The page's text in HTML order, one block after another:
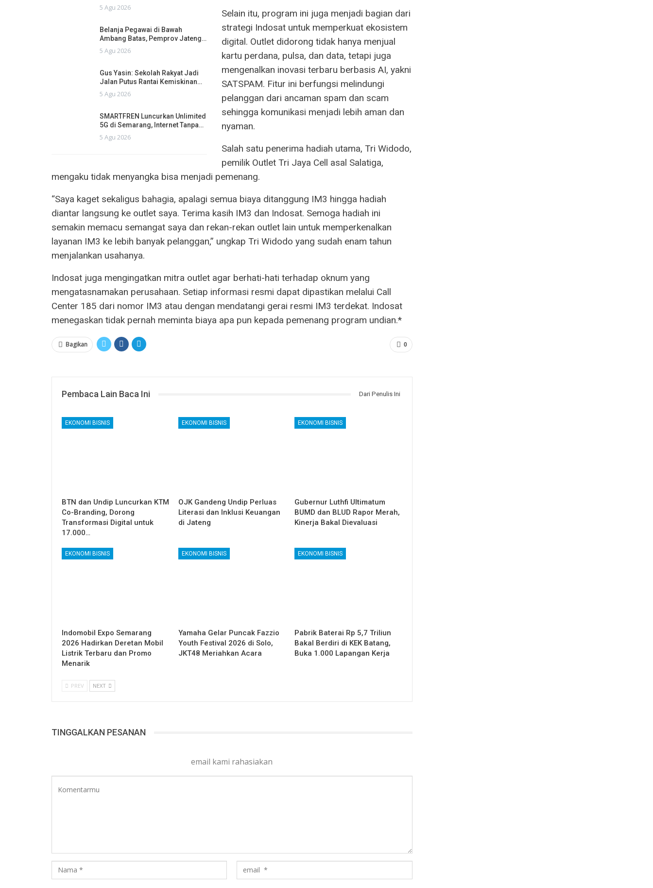
5 Agu 2026
Belanja Pegawai di Bawah
Ambang Batas, Pemprov Jateng…
5 Agu 2026
Gus Yasin: Sekolah Rakyat Jadi
Jalan Putus Rantai Kemiskinan…
5 Agu 2026
SMARTFREN Luncurkan Unlimited
5G di Semarang, Internet Tanpa…
5 Agu 2026
Selain itu, program ini juga menjadi bagian dari
strategi Indosat untuk memperkuat ekosistem
digital. Outlet didorong tidak hanya menjual
kartu perdana, pulsa, dan data, tetapi juga
mengenalkan inovasi terbaru berbasis AI, yakni
SATSPAM. Fitur ini berfungsi melindungi
pelanggan dari ancaman spam dan scam
sehingga komunikasi menjadi lebih aman dan
nyaman.
Salah satu penerima hadiah utama, Tri Widodo,
pemilik Outlet Tri Jaya Cell asal Salatiga,
mengaku tidak menyangka bisa menjadi pemenang.
“Saya kaget sekaligus bahagia, apalagi semua biaya ditanggung IM3 hingga hadiah
diantar langsung ke outlet saya. Terima kasih IM3 dan Indosat. Semoga hadiah ini
semakin memacu semangat saya dan rekan-rekan outlet lain untuk memperkenalkan
layanan IM3 ke lebih banyak pelanggan,” ungkap Tri Widodo yang sudah enam tahun
menjalankan usahanya.
Indosat juga mengingatkan mitra outlet agar berhati-hati terhadap oknum yang
mengatasnamakan perusahaan. Setiap informasi resmi dapat dipastikan melalui Call
Center 185 dari nomor IM3 atau dengan mendatangi gerai resmi IM3 terdekat. Indosat
menegaskan tidak pernah meminta biaya apa pun kepada pemenang program undian.*
0
Bagikan
Pembaca Lain Baca Ini Dari Penulis Ini
EKONOMI BISNIS
BTN dan Undip Luncurkan KTM
Co-Branding, Dorong
Transformasi Digital untuk
17.000…
EKONOMI BISNIS
OJK Gandeng Undip Perluas
Literasi dan Inklusi Keuangan
di Jateng
EKONOMI BISNIS
Gubernur Luthfi Ultimatum
BUMD dan BLUD Rapor Merah,
Kinerja Bakal Dievaluasi
EKONOMI BISNIS
Indomobil Expo Semarang
2026 Hadirkan Deretan Mobil
Listrik Terbaru dan Promo
Menarik
EKONOMI BISNIS
Yamaha Gelar Puncak Fazzio
Youth Festival 2026 di Solo,
JKT48 Meriahkan Acara
EKONOMI BISNIS
Pabrik Baterai Rp 5,7 Triliun
Bakal Berdiri di KEK Batang,
Buka 1.000 Lapangan Kerja
PREV NEXT
TINGGALKAN PESANAN
email kami rahasiakan